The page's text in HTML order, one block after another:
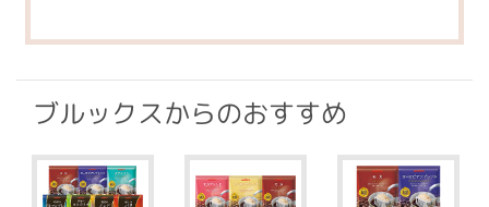
ブルックスからのおすすめ